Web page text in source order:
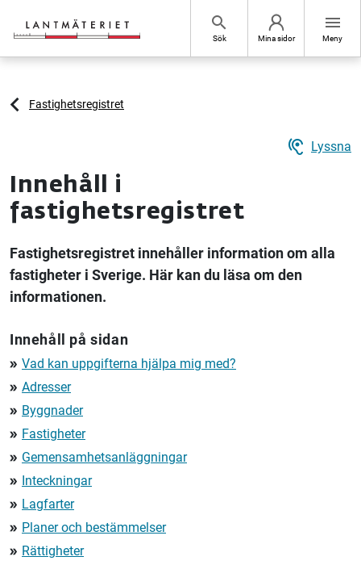
search
Sök Mina sidor
menu
Meny
Fastighetsregistret
hearing Lyssna
Innehåll i
fastighetsregistret
Fastighetsregistret innehåller information om alla
fastigheter i Sverige. Här kan du läsa om den
informationen.
Innehåll på sidan
double_arrow Vad kan uppgifterna hjälpa mig med?
double_arrow Adresser
double_arrow Byggnader
double_arrow Fastigheter
double_arrow Gemensamhetsanläggningar
double_arrow Inteckningar
double_arrow Lagfarter
double_arrow Planer och bestämmelser
double_arrow Rättigheter